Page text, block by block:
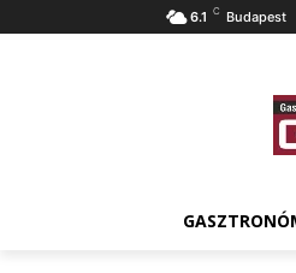
6.1 C Budapest